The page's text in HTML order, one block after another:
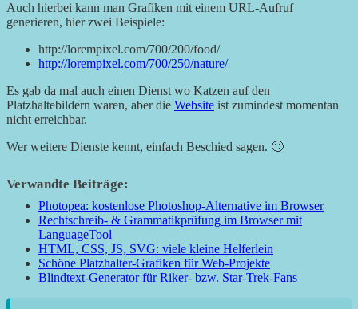
Auch hierbei kann man Grafiken mit einem URL-Aufruf
generieren, hier zwei Beispiele:
http://lorempixel.com/700/200/food/
http://lorempixel.com/700/250/nature/
Es gab da mal auch einen Dienst wo Katzen auf den
Platzhaltebildern waren, aber die Website ist zumindest momentan
nicht erreichbar.
Wer weitere Dienste kennt, einfach Beschied sagen. 🙂
Verwandte Beiträge:
Photopea: kostenlose Photoshop-Alternative im Browser
Rechtschreib- & Grammatikprüfung im Browser mit
LanguageTool
HTML, CSS, JS, SVG: viele kleine Helferlein
Schöne Platzhalter-Grafiken für Web-Projekte
Blindtext-Generator für Riker- bzw. Star-Trek-Fans